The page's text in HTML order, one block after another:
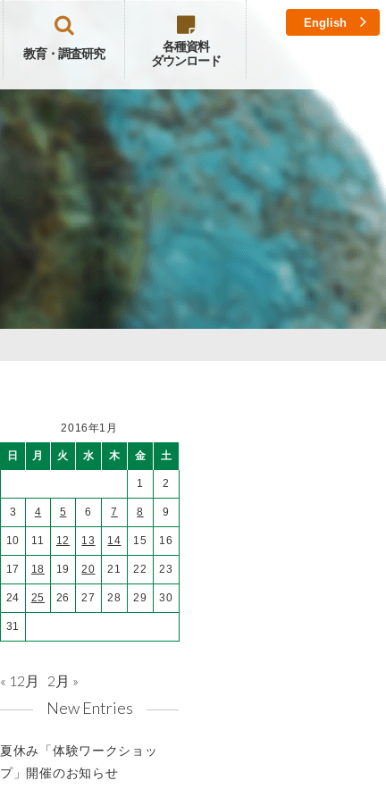
教育・調査研究
各種資料
ダウンロード
English
2016年1月
日 月 火 水 木 金 土
1 2
3 4 5 6 7 8 9
10 11 12 13 14 15 16
17 18 19 20 21 22 23
24 25 26 27 28 29 30
31
« 12月 2月 »
New Entries
夏休み「体験ワークショッ
プ」開催のお知らせ